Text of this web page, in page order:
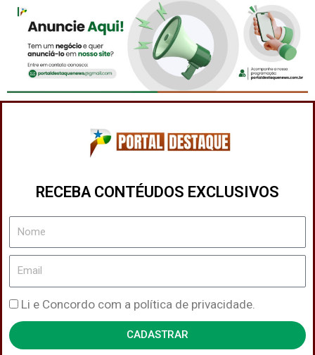
RECEBA CONTÉUDOS EXCLUSIVOS
Nome
Email
Política
de
Privacidade
Li e Concordo com a política de privacidade.
CADASTRAR